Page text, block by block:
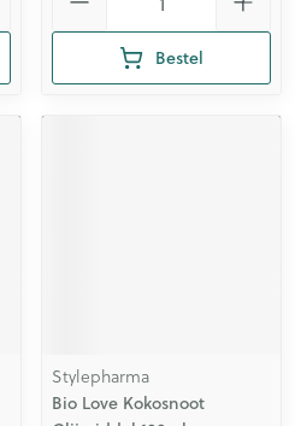
Bestel
Stylepharma
Bio Love Kokosnoot